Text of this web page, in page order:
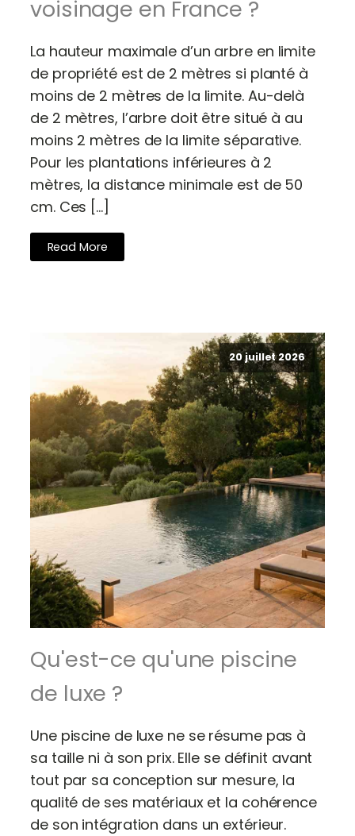
voisinage en France ?
La hauteur maximale d’un arbre en limite
de propriété est de 2 mètres si planté à
moins de 2 mètres de la limite. Au-delà
de 2 mètres, l’arbre doit être situé à au
moins 2 mètres de la limite séparative.
Pour les plantations inférieures à 2
mètres, la distance minimale est de 50
cm. Ces […]
Read More
20 juillet 2026
Qu'est-ce qu'une piscine
de luxe ?
Une piscine de luxe ne se résume pas à
sa taille ni à son prix. Elle se définit avant
tout par sa conception sur mesure, la
qualité de ses matériaux et la cohérence
de son intégration dans un extérieur.